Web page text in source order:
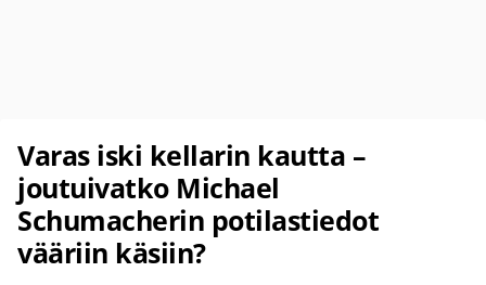
Varas iski kellarin kautta –
joutuivatko Michael
Schumacherin potilastiedot
vääriin käsiin?